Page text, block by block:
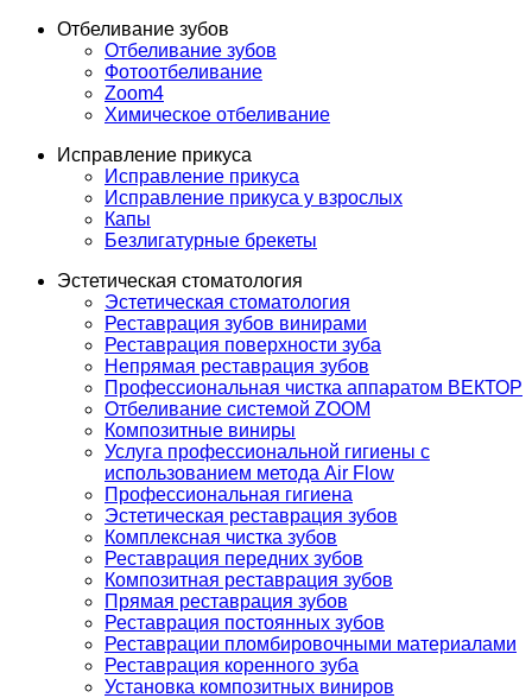
Отбеливание зубов
Отбеливание зубов
Фотоотбеливание
Zoom4
Химическое отбеливание
Исправление прикуса
Исправление прикуса
Исправление прикуса у взрослых
Капы
Безлигатурные брекеты
Эстетическая стоматология
Эстетическая стоматология
Реставрация зубов винирами
Реставрация поверхности зуба
Непрямая реставрация зубов
Профессиональная чистка аппаратом ВЕКТОР
Отбеливание системой ZOOM
Композитные виниры
Услуга профессиональной гигиены с
использованием метода Air Flow
Профессиональная гигиена
Эстетическая реставрация зубов
Комплексная чистка зубов
Реставрация передних зубов
Композитная реставрация зубов
Прямая реставрация зубов
Реставрация постоянных зубов
Реставрации пломбировочными материалами
Реставрация коренного зуба
Установка композитных виниров